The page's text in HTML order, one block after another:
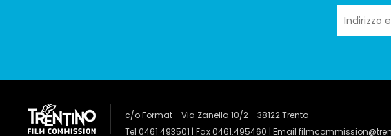
c/o Format - Via Zanella 10/2 - 38122 Trento
Tel 0461.493501 | Fax 0461.495460 | Email